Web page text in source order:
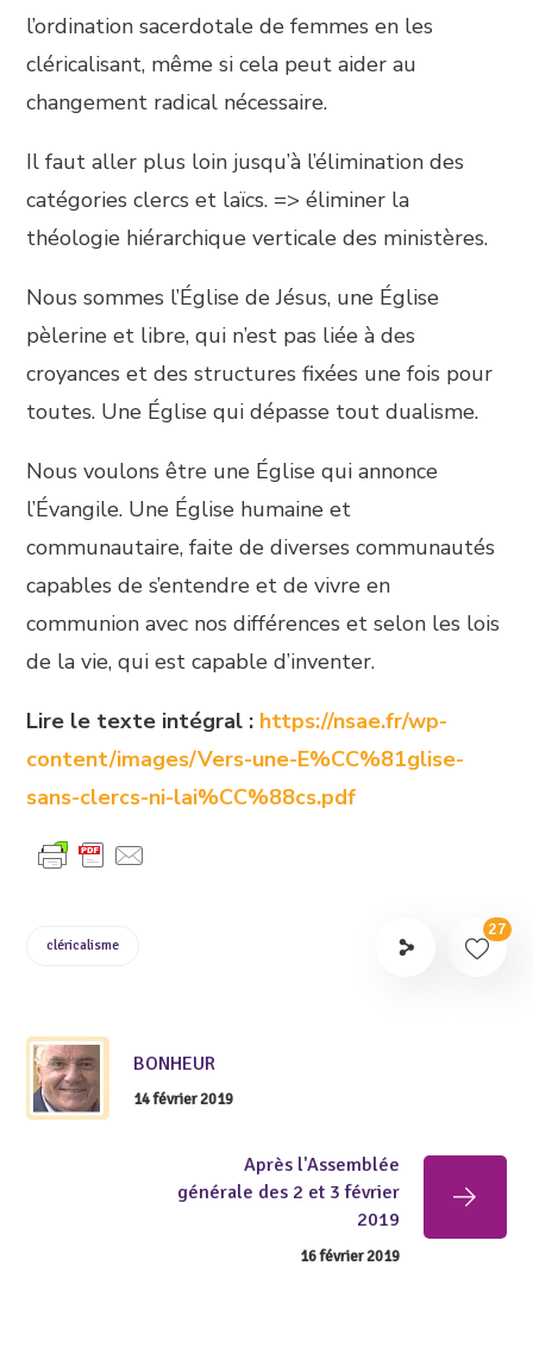
l’ordination sacerdotale de femmes en les
cléricalisant, même si cela peut aider au
changement radical nécessaire.
Il faut aller plus loin jusqu’à l’élimination des
catégories clercs et laïcs. => éliminer la
théologie hiérarchique verticale des ministères.
Nous sommes l’Église de Jésus, une Église
pèlerine et libre, qui n’est pas liée à des
croyances et des structures fixées une fois pour
toutes. Une Église qui dépasse tout dualisme.
Nous voulons être une Église qui annonce
l’Évangile. Une Église humaine et
communautaire, faite de diverses communautés
capables de s’entendre et de vivre en
communion avec nos différences et selon les lois
de la vie, qui est capable d’inventer.
Lire le texte intégral : https://nsae.fr/wp-
content/images/Vers-une-E%CC%81glise-
sans-clercs-ni-lai%CC%88cs.pdf
cléricalisme
27
BONHEUR
14 février 2019
Après l'Assemblée
générale des 2 et 3 février
2019
16 février 2019